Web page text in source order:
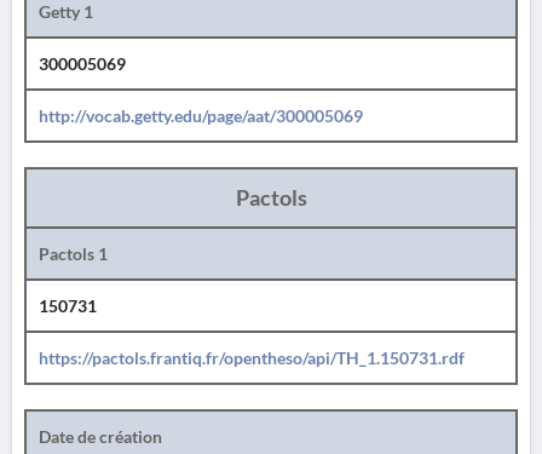
Getty 1
300005069
http://vocab.getty.edu/page/aat/300005069
Pactols
Pactols 1
150731
https://pactols.frantiq.fr/opentheso/api/TH_1.150731.rdf
Date de création